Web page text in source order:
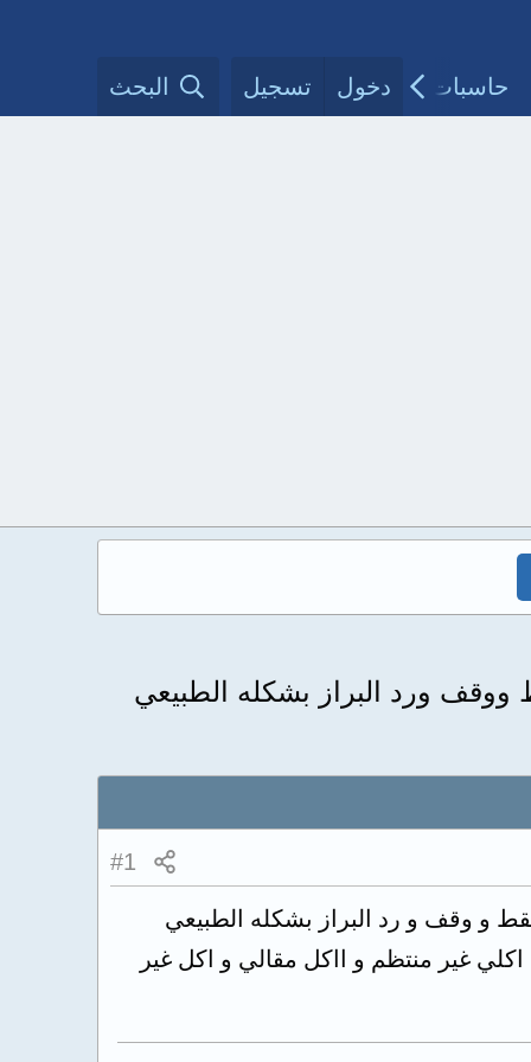
حاسبات طبية مقالات الأطباءدخول تسجيل البحث
ورد البراز بشكله الطبيعي
#1
و وقف و رد البراز بشكله الطبيعي
غير منتظم و ااكل مقالي و اكل غير